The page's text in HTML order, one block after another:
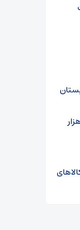
نان سنگک دولتی بدون کنجد حداقل باید ۱۴ هزار
کالاهای